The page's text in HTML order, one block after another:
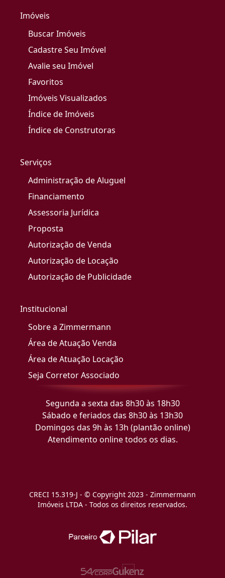
Imóveis
Buscar Imóveis
Cadastre Seu Imóvel
Avalie seu Imóvel
Favoritos
Imóveis Visualizados
Índice de Imóveis
Índice de Construtoras
Serviços
Administração de Aluguel
Financiamento
Assessoria Jurídica
Proposta
Autorização de Venda
Autorização de Locação
Autorização de Publicidade
Institucional
Sobre a Zimmermann
Área de Atuação Venda
Área de Atuação Locação
Seja Corretor Associado
Segunda a sexta das 8h30 às 18h30
Sábado e feriados das 8h30 às 13h30
Domingos das 9h às 13h (plantão online)
Atendimento online todos os dias.
CRECI 15.319-J - © Copyright 2023 - Zimmermann
Imóveis LTDA - Todos os direitos reservados.